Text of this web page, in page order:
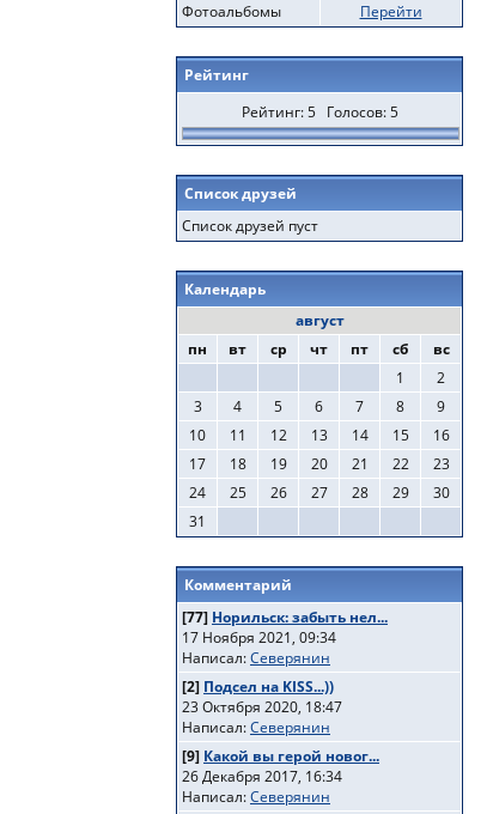
Фотоальбомы
Перейти
Рейтинг
Рейтинг: 5 Голосов: 5
Список друзей
Список друзей пуст
Календарь
август
пн
вт ср чт пт сб
вс
1
2
3
4 5 6 7 8
9
10
11 12 13 14 15
16
17
18 19 20 21 22
23
24
25 26 27 28 29
30
31
Комментарий
[77] Норильск: забыть нел...
17 Ноября 2021, 09:34
Написал:Северянин
[2] Подсел на KISS...))
23 Октября 2020, 18:47
Написал:Северянин
[9] Какой вы герой новог...
26 Декабря 2017, 16:34
Написал:Северянин